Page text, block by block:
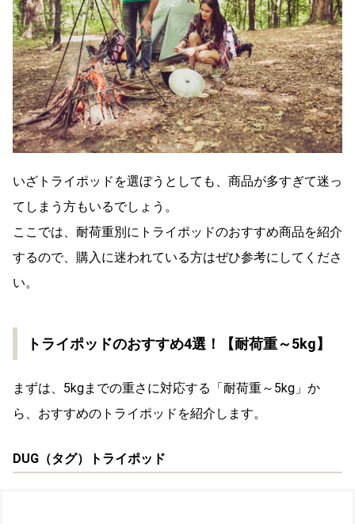
いざトライポッドを選ぼうとしても、商品が多すぎて迷っ
てしまう方もいるでしょう。
ここでは、耐荷重別にトライポッドのおすすめ商品を紹介
するので、購入に迷われている方はぜひ参考にしてくださ
い。
トライポッドのおすすめ4選！【耐荷重～5kg】
まずは、5kgまでの重さに対応する「耐荷重～5kg」か
ら、おすすめのトライポッドを紹介します。
DUG（タグ）トライポッド